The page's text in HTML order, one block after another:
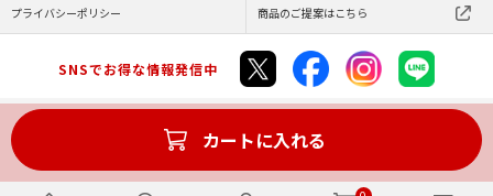
カートに入れる
プライバシーポリシー 商品のご提案はこちら
SNSでお得な情報発信中
Copyright (C) JAPAN POST Co.,Ltd. All Rights Reserved.